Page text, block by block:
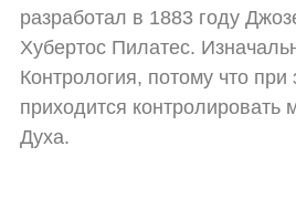
разработал в 1883 году
Хубертос Пилатес.
Контрология, потому что при
приходится
Духа.